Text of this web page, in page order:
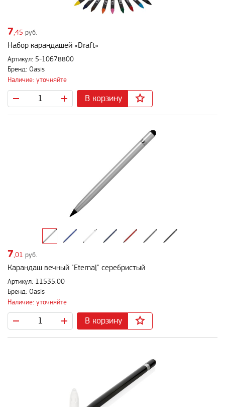
7,45 руб.
Набор карандашей «Draft»
Артикул: 5-10678800
Бренд: Oasis
Наличие: уточняйте
В корзину
7,01 руб.
Карандаш вечный "Eternal" серебристый
Артикул: 11535.00
Бренд: Oasis
Наличие: уточняйте
В корзину